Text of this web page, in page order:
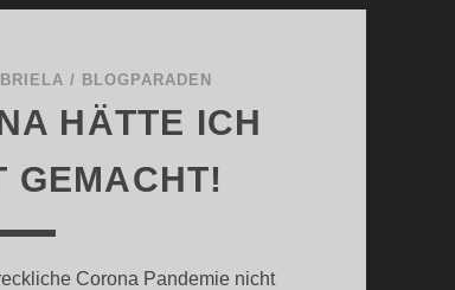
/ BLOGPARADEN
HÄTTE ICH
GEMACHT!
Corona Pandemie nicht